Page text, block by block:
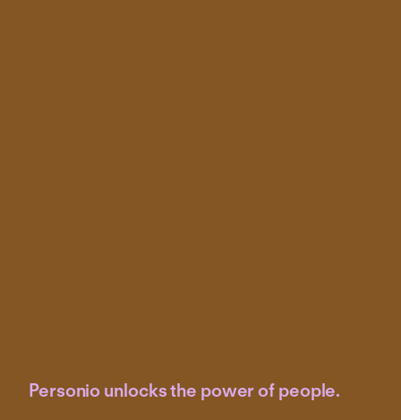
Personio unlocks the power of people.